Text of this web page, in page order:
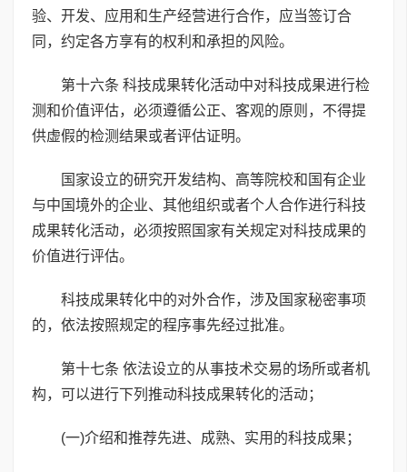
验、开发、应用和生产经营进行合作，应当签订合
同，约定各方享有的权利和承担的风险。
第十六条 科技成果转化活动中对科技成果进行检
测和价值评估，必须遵循公正、客观的原则，不得提
供虚假的检测结果或者评估证明。
国家设立的研究开发结构、高等院校和国有企业
与中国境外的企业、其他组织或者个人合作进行科技
成果转化活动，必须按照国家有关规定对科技成果的
价值进行评估。
科技成果转化中的对外合作，涉及国家秘密事项
的，依法按照规定的程序事先经过批准。
第十七条 依法设立的从事技术交易的场所或者机
构，可以进行下列推动科技成果转化的活动；
(一)介绍和推荐先进、成熟、实用的科技成果；